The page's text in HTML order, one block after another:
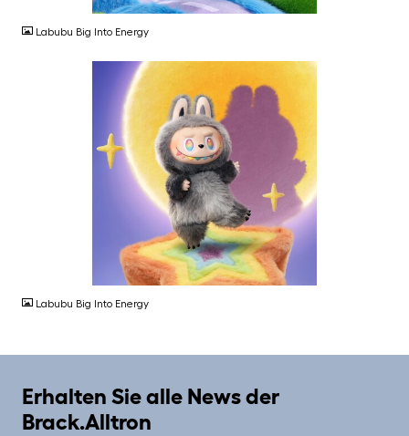
Labubu Big Into Energy
Labubu Big Into Energy
Erhalten Sie alle News der
Brack.Alltron